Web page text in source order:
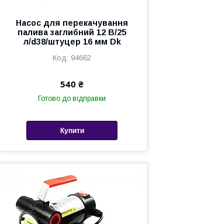
Насос для перекачування
палива заглибний 12 В/25
л/d38/штуцер 16 мм Dk
94662
540 ₴
Готово до відправки
Купити